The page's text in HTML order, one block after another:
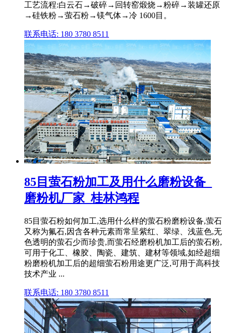
工艺流程:白云石→破碎→回转窑煅烧→粉碎→装罐还原
→硅铁粉→萤石粉→镁气体→冷 1600目。
联系电话: 180 3780 8511
85目萤石粉加工及用什么磨粉设备_
磨粉机厂家_桂林鸿程
85目萤石粉如何加工,选用什么样的萤石粉磨粉设备,萤石
又称为氟石,因含各种元素而常呈紫红、翠绿、浅蓝色,无
色透明的萤石少而珍贵,而萤石经磨粉机加工后的萤石粉,
可用于化工、橡胶、陶瓷、建筑、建材等领域,如经超细
粉磨粉机加工后的超细萤石粉用途更广泛,可用于高科技
技术产业 ...
联系电话: 180 3780 8511